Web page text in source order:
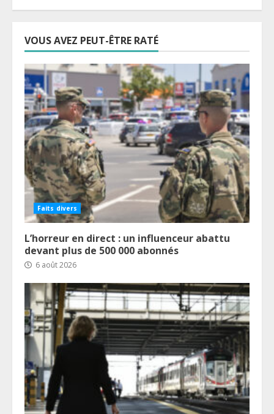
VOUS AVEZ PEUT-ÊTRE RATÉ
Faits divers
L’horreur en direct : un influenceur abattu
devant plus de 500 000 abonnés
6 août 2026